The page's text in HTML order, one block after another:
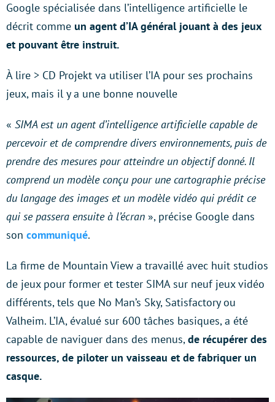
Google spécialisée dans l’intelligence artificielle le
décrit comme un agent d’IA général jouant à des jeux
et pouvant être instruit.
À lire > CD Projekt va utiliser l’IA pour ses prochains
jeux, mais il y a une bonne nouvelle
« SIMA est un agent d’intelligence artificielle capable de
percevoir et de comprendre divers environnements, puis de
prendre des mesures pour atteindre un objectif donné. Il
comprend un modèle conçu pour une cartographie précise
du langage des images et un modèle vidéo qui prédit ce
qui se passera ensuite à l’écran », précise Google dans
son communiqué.
La firme de Mountain View a travaillé avec huit studios
de jeux pour former et tester SIMA sur neuf jeux vidéo
différents, tels que No Man’s Sky, Satisfactory ou
Valheim. L’IA, évalué sur 600 tâches basiques, a été
capable de naviguer dans des menus,de récupérer des
ressources, de piloter un vaisseau et de fabriquer un
casque.